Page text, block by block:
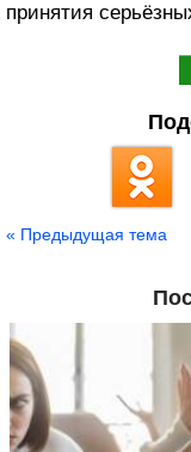
принятия
« Предыдущая тема